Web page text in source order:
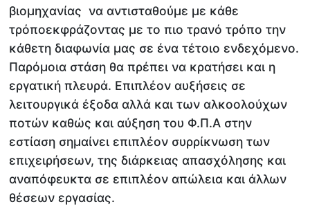
βιομηχανίας να αντισταθούμε με κάθε
τρόποεκφράζοντας με το πιο τρανό τρόπο την
κάθετη διαφωνία μας σε ένα τέτοιο ενδεχόμενο.
Παρόμοια στάση θα πρέπει να κρατήσει και η
εργατική πλευρά. Επιπλέον αυξήσεις σε
λειτουργικά έξοδα αλλά και των αλκοολούχων
ποτών καθώς και αύξηση του Φ.Π.Α στην
εστίαση σημαίνει επιπλέον συρρίκνωση των
επιχειρήσεων, της διάρκειας απασχόλησης και
αναπόφευκτα σε επιπλέον απώλεια και άλλων
θέσεων εργασίας.